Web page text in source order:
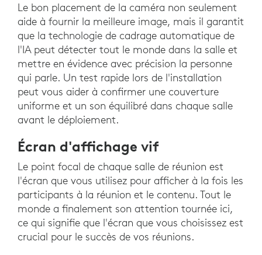
Le bon placement de la caméra non seulement
aide à fournir la meilleure image, mais il garantit
que la technologie de cadrage automatique de
l'IA peut détecter tout le monde dans la salle et
mettre en évidence avec précision la personne
qui parle. Un test rapide lors de l'installation
peut vous aider à confirmer une couverture
uniforme et un son équilibré dans chaque salle
avant le déploiement.
Écran d'affichage vif
Le point focal de chaque salle de réunion est
l'écran que vous utilisez pour afficher à la fois les
participants à la réunion et le contenu. Tout le
monde a finalement son attention tournée ici,
ce qui signifie que l'écran que vous choisissez est
crucial pour le succès de vos réunions.